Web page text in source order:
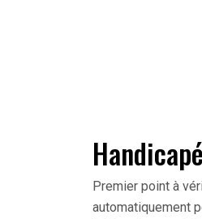
Premier point à
automatiquement